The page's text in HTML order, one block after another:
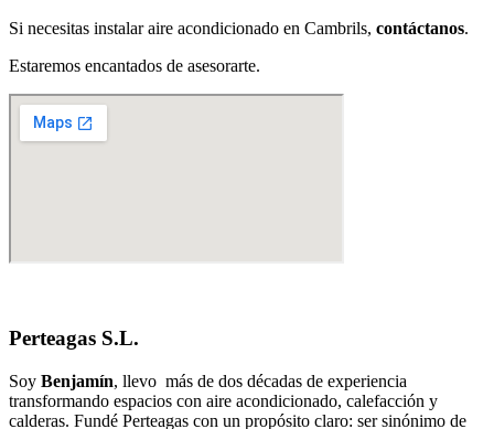
Si necesitas instalar aire acondicionado en Cambrils, contáctanos.
Estaremos encantados de asesorarte.
Perteagas S.L.
Soy Benjamín, llevo más de dos décadas de experiencia
transformando espacios con aire acondicionado, calefacción y
calderas. Fundé Perteagas con un propósito claro: ser sinónimo de